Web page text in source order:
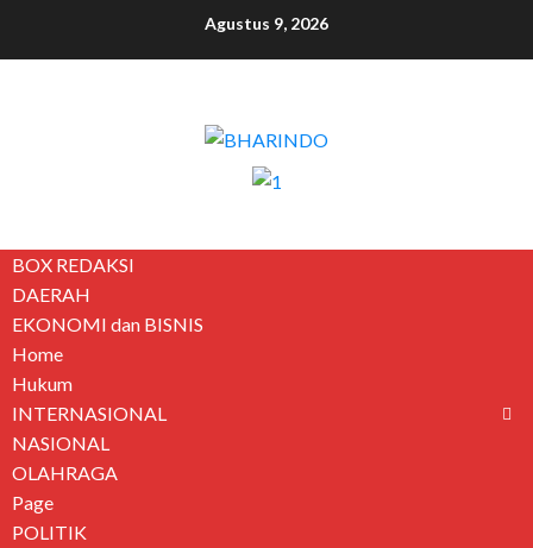
Agustus 9, 2026
BOX REDAKSI
DAERAH
EKONOMI dan BISNIS
Home
Hukum
INTERNASIONAL
NASIONAL
OLAHRAGA
Page
POLITIK